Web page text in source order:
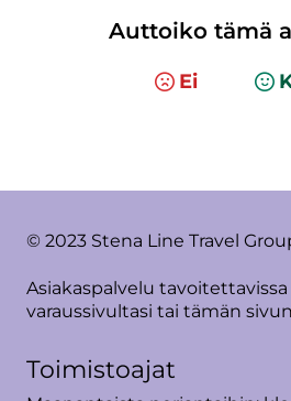
Auttoiko tämä
Ei
© 2023 Stena Line Travel
Asiakaspalvelu
varaussivultasi tai tämän
Toimistoajat